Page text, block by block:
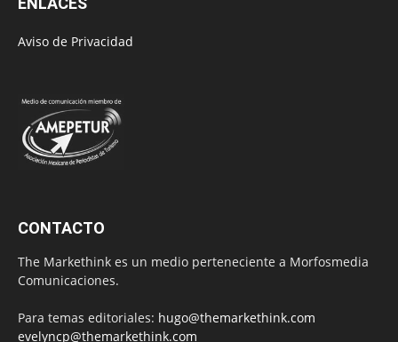
Aviso de Privacidad
CONTACTO
The Markethink es un medio perteneciente a Morfosmedia
Comunicaciones.
Para temas editoriales: hugo@themarkethink.com
evelyncp@themarkethink.com